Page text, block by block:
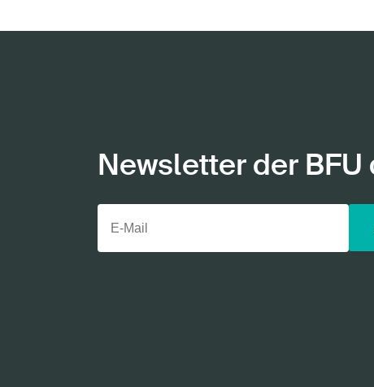
Newsletter der